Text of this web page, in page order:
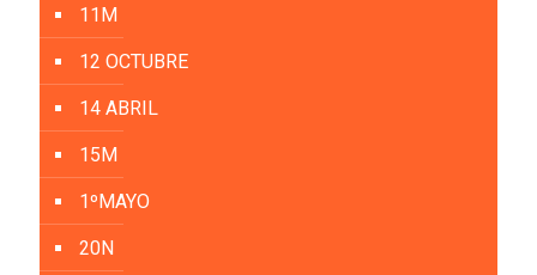
11M
12 OCTUBRE
14 ABRIL
15M
1ºMAYO
20N